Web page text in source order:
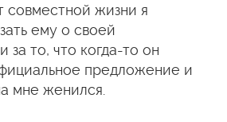
совместной жизни я
ему о своей
за то, что когда-то он
предложение и
мне женился.